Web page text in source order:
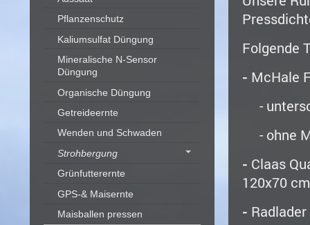
Folgende
- McHale
-
- ohne
- Claas
120x70
-
Pflanzenschutz
Kaliumsulfat Düngung
Mineralische N-Sensor
Düngung
Organische Düngung
Getreideernte
Wenden und Schwaden
Strohbergung
Grünfutterernte
GPS-& Maisernte
Maisballen pressen